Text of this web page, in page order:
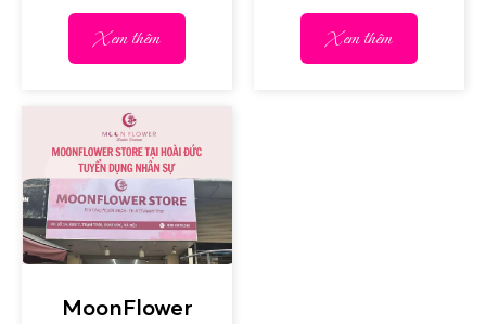
Bắc Từ Liêm một địa...
Xem thêm
đang tuyển dụng!
Trong không khí rộn
Xem thêm
MoonFlower